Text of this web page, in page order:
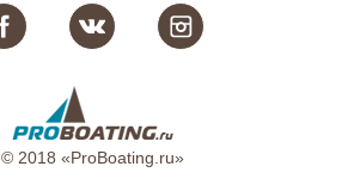
© 2018 «ProBoating.ru»